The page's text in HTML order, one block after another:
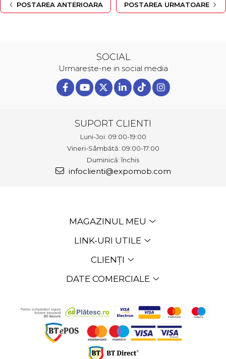
POSTAREA URMATOARE
POSTAREA ANTERIOARA
SOCIAL
Urmareste-ne in social media
SUPORT CLIENTI
Luni-Joi: 09:00-19:00
Vineri-Sâmbătă: 09:00-17:00
Duminică: închis
infoclienti@expomob.com
MAGAZINUL MEU
LINK-URI UTILE
CLIENȚI
DATE COMERCIALE